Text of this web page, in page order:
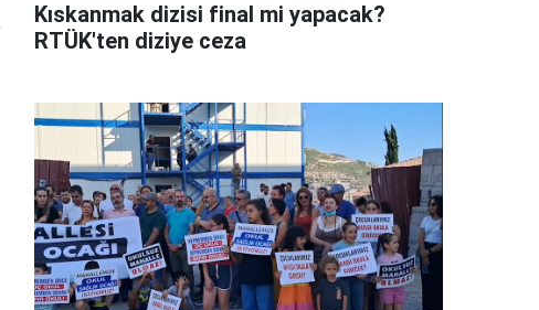
Kıskanmak dizisi final mi yapacak?
RTÜK'ten diziye ceza